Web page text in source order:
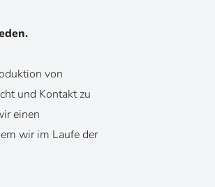
von
und Kontakt zu
einen
wir im Laufe der